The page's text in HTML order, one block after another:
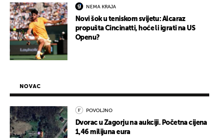
NEMA KRAJA
Novi šok u teniskom svijetu: Alcaraz
propušta Cincinatti, hoće li igrati na US
Openu?
NOVAC
POVOLJNO
Dvorac u Zagorju na aukciji. Početna cijena
1,46 milijuna eura